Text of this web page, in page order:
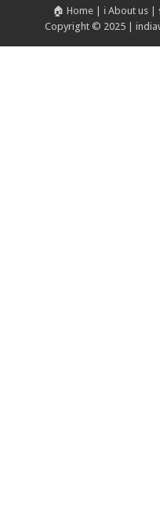
🏠 Home| ℹ️ About us|
Copyright © 2025 |